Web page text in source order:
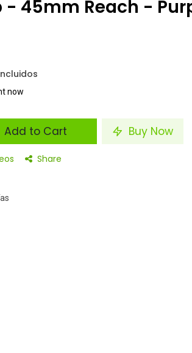
45mm Reach -
now
Add to Cart Buy Now
Share